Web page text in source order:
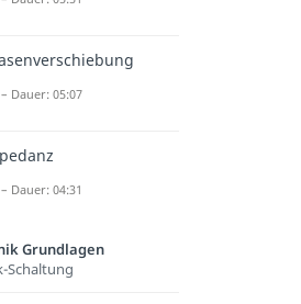
Dauer: 05:07
Dauer: 04:31
Grundlagen
Schaltung